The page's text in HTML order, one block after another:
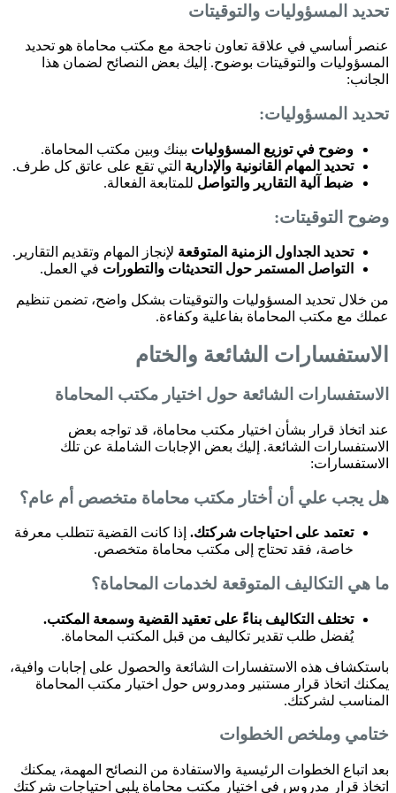
تحديد المسؤوليات والتوقيتات
عنصر أساسي في علاقة تعاون ناجحة مع مكتب محاماة هو تحديد
المسؤوليات والتوقيتات بوضوح. إليك بعض النصائح لضمان هذا
الجانب:
تحديد المسؤوليات:
وضوح في توزيع المسؤوليات بينك وبين مكتب المحاماة.
تحديد المهام القانونية والإدارية التي تقع على عاتق كل طرف.
ضبط آلية التقارير والتواصل للمتابعة الفعالة.
وضوح التوقيتات:
تحديد الجداول الزمنية المتوقعة لإنجاز المهام وتقديم التقارير.
التواصل المستمر حول التحديثات والتطورات في العمل.
من خلال تحديد المسؤوليات والتوقيتات بشكل واضح، تضمن تنظيم
عملك مع مكتب المحاماة بفاعلية وكفاءة.
الاستفسارات الشائعة والختام
الاستفسارات الشائعة حول اختيار مكتب المحاماة
عند اتخاذ قرار بشأن اختيار مكتب محاماة، قد تواجه بعض
الاستفسارات الشائعة. إليك بعض الإجابات الشاملة عن تلك
الاستفسارات:
هل يجب علي أن أختار مكتب محاماة متخصص أم عام؟
تعتمد على احتياجات شركتك. إذا كانت القضية تتطلب معرفة
خاصة، فقد تحتاج إلى مكتب محاماة متخصص.
ما هي التكاليف المتوقعة لخدمات المحاماة؟
تختلف التكاليف بناءً على تعقيد القضية وسمعة المكتب.
يُفضل طلب تقدير تكاليف من قبل المكتب المحاماة.
باستكشاف هذه الاستفسارات الشائعة والحصول على إجابات وافية،
يمكنك اتخاذ قرار مستنير ومدروس حول اختيار مكتب المحاماة
المناسب لشركتك.
ختامي وملخص الخطوات
بعد اتباع الخطوات الرئيسية والاستفادة من النصائح المهمة، يمكنك
اتخاذ قرار مدروس في اختيار مكتب محاماة يلبي احتياجات شركتك